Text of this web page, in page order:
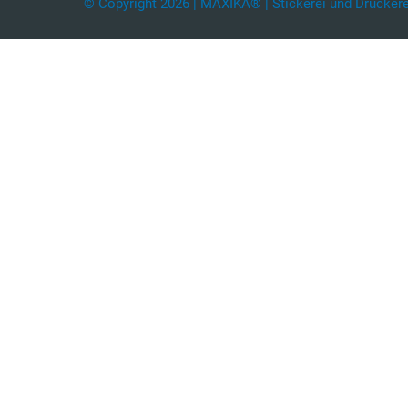
© Copyright 2026 | MAXIKA® | Stickerei und